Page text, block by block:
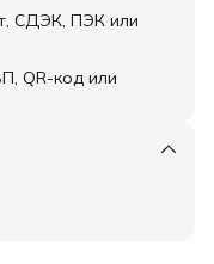
СДЭК, ПЭК или
QR-код или